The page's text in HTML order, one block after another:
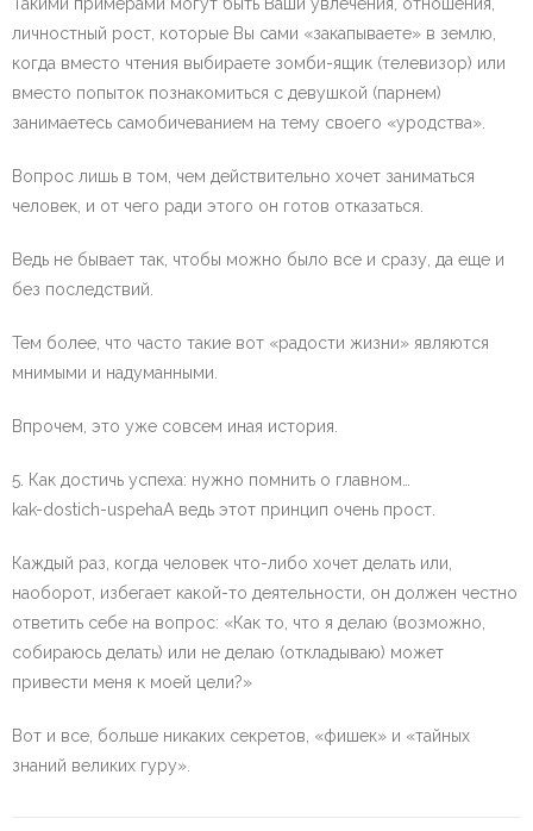
личностный рост, которые Вы сами «закапываете» в землю,
когда вместо чтения выбираете зомби-ящик (телевизор) или
вместо попыток познакомиться с девушкой (парнем)
занимаетесь самобичеванием на тему своего «уродства».
Вопрос лишь в том, чем действительно хочет заниматься
человек, и от чего ради этого он готов отказаться.
Ведь не бывает так, чтобы можно было все и сразу, да еще и
без последствий.
Тем более, что часто такие вот «радости жизни» являются
мнимыми и надуманными.
Впрочем, это уже совсем иная история.
5. Как достичь успеха: нужно помнить о главном…
kak-dostich-uspehaА ведь этот принцип очень прост.
Каждый раз, когда человек что-либо хочет делать или,
наоборот, избегает какой-то деятельности, он должен честно
ответить себе на вопрос: «Как то, что я делаю (возможно,
собираюсь делать) или не делаю (откладываю) может
привести меня к моей цели?»
Вот и все, больше никаких секретов, «фишек» и «тайных
знаний великих гуру».